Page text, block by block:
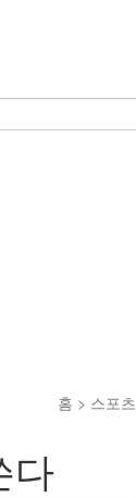
홈 > 스포츠
다